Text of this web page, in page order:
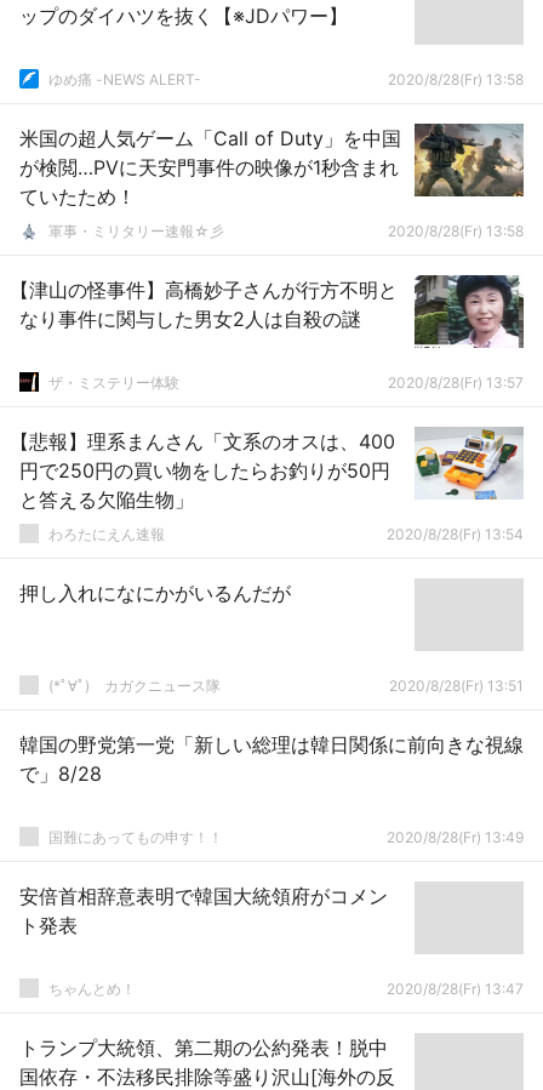
ップのダイハツを抜く【※JDパワー】
ゆめ痛 -NEWS ALERT- 2020/8/28(Fr) 13:58
米国の超人気ゲーム「Call of Duty」を中国
が検閲…PVに天安門事件の映像が1秒含まれ
ていたため！
軍事・ミリタリー速報☆彡 2020/8/28(Fr) 13:58
【津山の怪事件】高橋妙子さんが行方不明と
なり事件に関与した男女2人は自殺の謎
ザ・ミステリー体験 2020/8/28(Fr) 13:57
【悲報】理系まんさん「文系のオスは、400
円で250円の買い物をしたらお釣りが50円
と答える欠陥生物」
わろたにえん速報 2020/8/28(Fr) 13:54
押し入れになにかがいるんだが
(*ﾟ∀ﾟ)ゞカガクニュース隊 2020/8/28(Fr) 13:51
韓国の野党第一党「新しい総理は韓日関係に前向きな視線
で」8/28
国難にあってもの申す！！ 2020/8/28(Fr) 13:49
安倍首相辞意表明で韓国大統領府がコメン
ト発表
ちゃんとめ！ 2020/8/28(Fr) 13:47
トランプ大統領、第二期の公約発表！脱中
国依存・不法移民排除等盛り沢山[海外の反